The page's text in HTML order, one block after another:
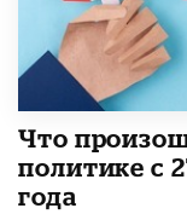
​Что
политике с
года